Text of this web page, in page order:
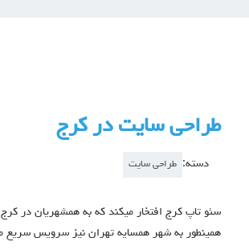
طراحی سایت در کرج
دسته: طراحی سایت
سئو تاپ کرج افتخار میکند که به همشهریان در
همینطور به شهر همسایه تهران نیز سرویس سریع